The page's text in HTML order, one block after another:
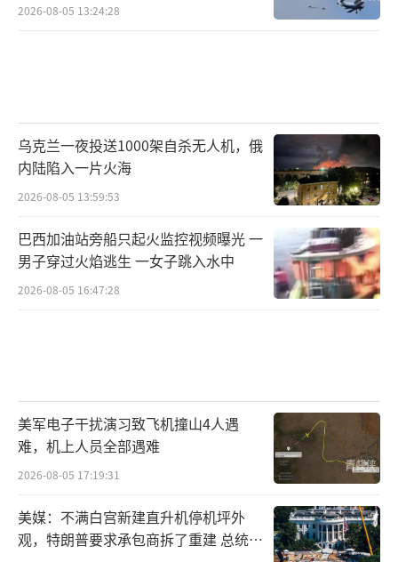
2026-08-05 13:24:28
乌克兰一夜投送1000架自杀无人机，俄
内陆陷入一片火海
2026-08-05 13:59:53
巴西加油站旁船只起火监控视频曝光 一
男子穿过火焰逃生 一女子跳入水中
2026-08-05 16:47:28
美军电子干扰演习致飞机撞山4人遇
难，机上人员全部遇难
2026-08-05 17:19:31
美媒：不满白宫新建直升机停机坪外
观，特朗普要求承包商拆了重建 总统审